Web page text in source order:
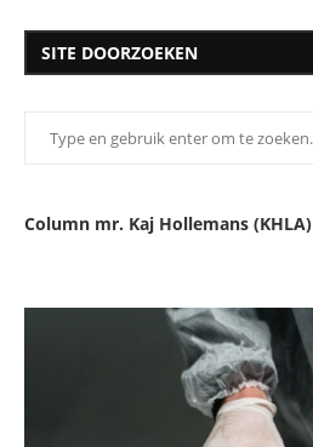
SITE DOORZOEKEN
Column mr. Kaj Hollemans (KHLA)